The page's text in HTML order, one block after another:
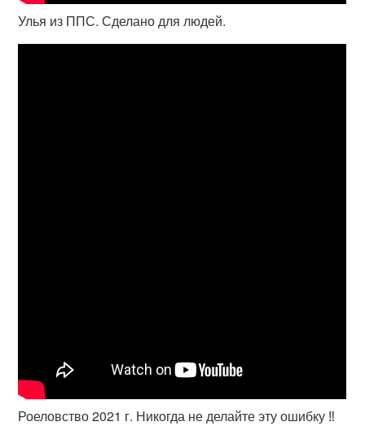
Улья из ППС. Сделано для людей.
Роеловство 2021 г. Никогда не делайте эту ошибку ‼️